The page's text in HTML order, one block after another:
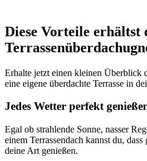
Diese Vorteile erhältst
Erhalte jetzt einen kleinen Überblick
eine eigene überdachte Terrasse in
Jedes Wetter perfekt
Egal ob strahlende Sonne, nasser
einem Terrassendach kannst du,
deine Art genießen.